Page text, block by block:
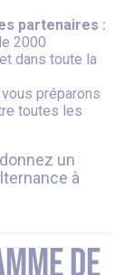
partenaires :
2000
dans toute la
préparons
toutes les
un
à
de